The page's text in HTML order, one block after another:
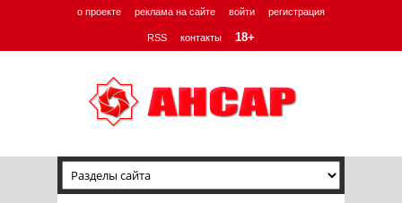
о проекте реклама на сайте войти регистрация
RSS контакты 18+